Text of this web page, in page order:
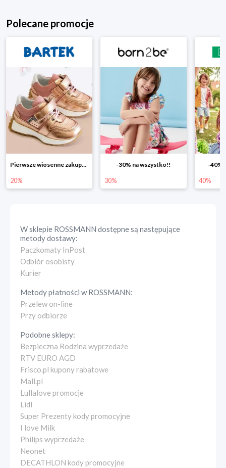
Polecane promocje
Pierwsze wiosenne zakupy -20% -30% na wszystko!! -40% na drugą
W sklepie ROSSMANN dostępne są następujące
metody dostawy:
Paczkomaty InPost
Odbiór osobisty
Kurier
Metody płatności wROSSMANN:
Przelew on-line
Przy odbiorze
Podobne sklepy:
Bezpieczna Rodzina wyprzedaże
RTV EURO AGD
Frisco.pl kupony rabatowe
Mall.pl
Lullalove promocje
Lidl
Super Prezenty kody promocyjne
I love Milk
Philips wyprzedaże
Neonet
DECATHLON kody promocyjne